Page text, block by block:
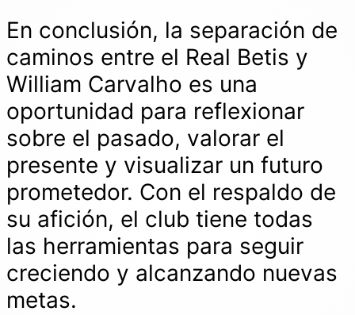
En conclusión, la separación de
caminos entre el Real Betis y
William Carvalho es una
oportunidad para reflexionar
sobre el pasado, valorar el
presente y visualizar un futuro
prometedor. Con el respaldo de
su afición, el club tiene todas
las herramientas para seguir
creciendo y alcanzando nuevas
metas.